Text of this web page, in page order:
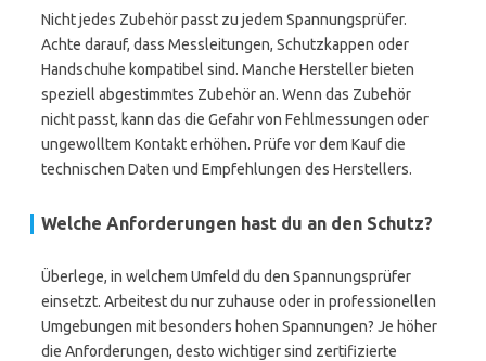
Nicht jedes Zubehör passt zu jedem Spannungsprüfer.
Achte darauf, dass Messleitungen, Schutzkappen oder
Handschuhe kompatibel sind. Manche Hersteller bieten
speziell abgestimmtes Zubehör an. Wenn das Zubehör
nicht passt, kann das die Gefahr von Fehlmessungen oder
ungewolltem Kontakt erhöhen. Prüfe vor dem Kauf die
technischen Daten und Empfehlungen des Herstellers.
Welche Anforderungen hast du an den Schutz?
Überlege, in welchem Umfeld du den Spannungsprüfer
einsetzt. Arbeitest du nur zuhause oder in professionellen
Umgebungen mit besonders hohen Spannungen? Je höher
die Anforderungen, desto wichtiger sind zertifizierte